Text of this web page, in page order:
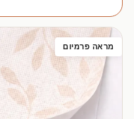
מראה פרמיום